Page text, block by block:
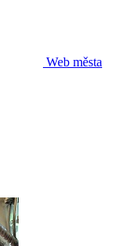
Web města